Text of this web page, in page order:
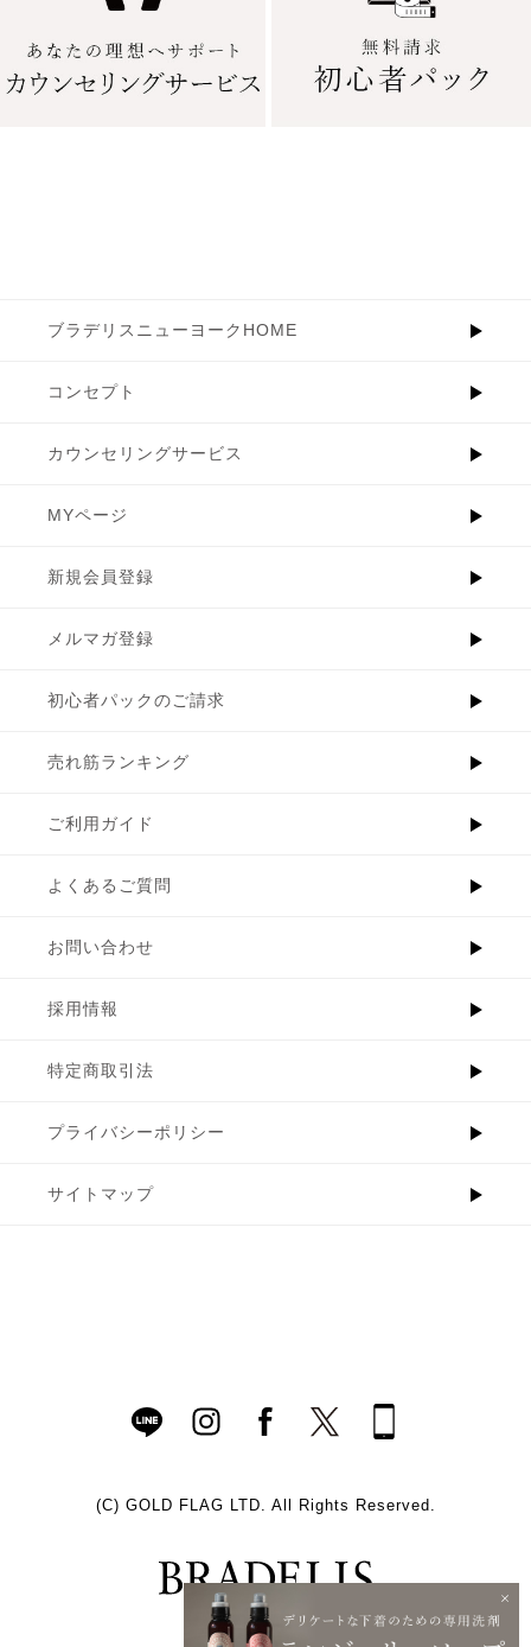
ブラデリスニューヨークHOME
コンセプト
カウンセリングサービス
MYページ
新規会員登録
メルマガ登録
初心者パックのご請求
売れ筋ランキング
ご利用ガイド
よくあるご質問
お問い合わせ
採用情報
特定商取引法
プライバシーポリシー
サイトマップ
(C) GOLD FLAG LTD. All Rights Reserved.